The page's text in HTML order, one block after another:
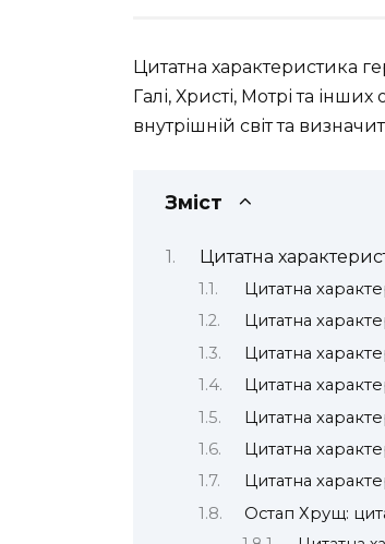
Цитатна характеристика
Галі, Христі, Мотрі та інших
внутрішній світ та
Зміст
Цитатна
Цитатна
Цитатна
Цитатна
Цитатна
Цитатна
Цитатна
Цитатна
Остап Хрущ: